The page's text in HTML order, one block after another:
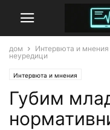
дом Интервюта и мнения
неуредици
Интервюта и мнения
Губим